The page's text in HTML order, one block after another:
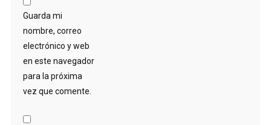
Guarda mi
nombre, correo
electrónico y web
en este navegador
para la próxima
vez que comente.